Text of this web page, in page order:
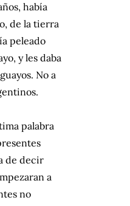
había
de la tierra
peleado
y les daba
No a
palabra
de decir
a
no